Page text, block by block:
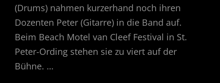
(Drums) nahmen kurzerhand noch ihren
Dozenten Peter (Gitarre) in die Band auf.
Beim Beach Motel van Cleef Festival in St.
Peter-Ording stehen sie zu viert auf der
Bühne. …